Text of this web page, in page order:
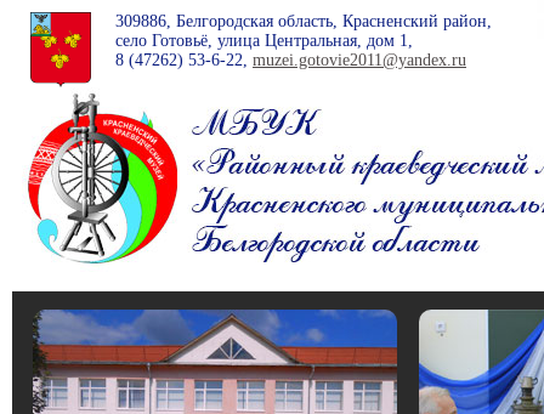
309886, Белгородская область, Красненский район,
село Готовьё, улица Центральная, дом 1,
8 (47262) 53-6-22, muzei.gotovie2011@yandex.ru